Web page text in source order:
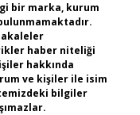
bir marka, kurum
haber niteliği
hakkında
ve kişiler ile isim
bilgiler